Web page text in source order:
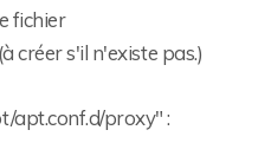
fichier
créer s'il n'existe pas.)
apt.conf.d/proxy" :